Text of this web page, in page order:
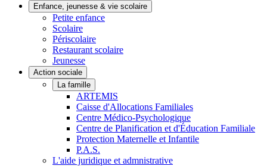
Enfance, jeunesse & vie scolaire
Petite enfance
Scolaire
Périscolaire
Restaurant scolaire
Jeunesse
Action sociale
La famille
ARTEMIS
Caisse d'Allocations Familiales
Centre Médico-Psychologique
Centre de Planification et d'Éducation Familiale
Protection Maternelle et Infantile
P.A.S.
L'aide juridique et admnistrative